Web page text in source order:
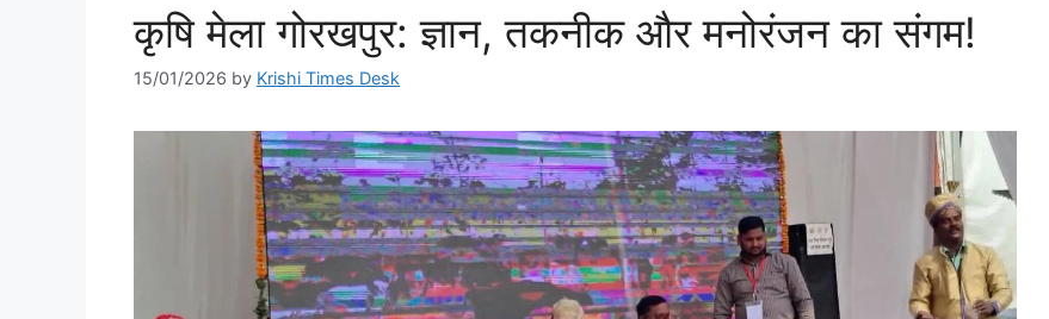
कृषि मेला गोरखपुर: ज्ञान, तकनीक और मनोरंजन का संगम!
15/01/2026 by Krishi Times Desk